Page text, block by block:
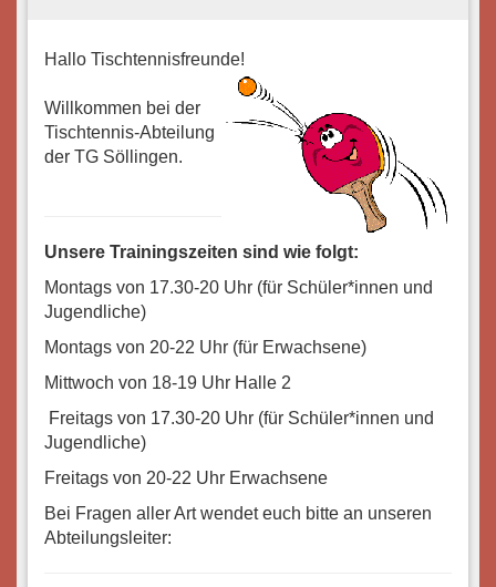
Hallo Tischtennisfreunde!
Willkommen bei der
Tischtennis-Abteilung
der TG Söllingen.
Unsere Trainingszeiten sind wie folgt:
Montags von 17.30-20 Uhr (für Schüler*innen und
Jugendliche)
Montags von 20-22 Uhr (für Erwachsene)
Mittwoch von 18-19 Uhr Halle 2
Freitags von 17.30-20 Uhr (für Schüler*innen und
Jugendliche)
Freitags von 20-22 Uhr Erwachsene
Bei Fragen aller Art wendet euch bitte an unseren
Abteilungsleiter: